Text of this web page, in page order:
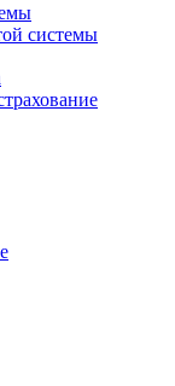
системы